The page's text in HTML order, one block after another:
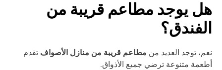
يوجد مطاعم قريبة من
توجد العديد من مطاعم قريبة من منازل الأصوافتقدم
متنوعة ترضي جميع الأذواق.